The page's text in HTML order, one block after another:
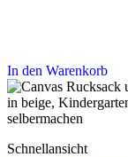
In den Warenkorb
Schnellansicht